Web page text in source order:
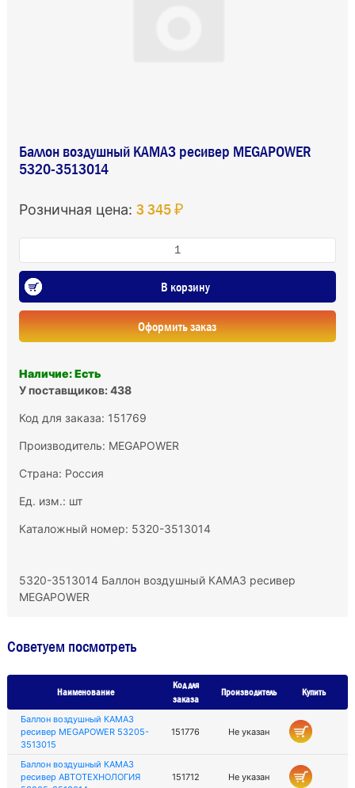
Баллон воздушный КАМАЗ ресивер MEGAPOWER
5320-3513014
Розничная цена: 3 345 ₽
В корзину
Оформить заказ
Наличие: Есть
У поставщиков: 438
Код для заказа: 151769
Производитель: MEGAPOWER
Страна: Россия
Ед. изм.: шт
Каталожный номер: 5320-3513014
5320-3513014 Баллон воздушный КАМАЗ ресивер
MEGAPOWER
Советуем посмотреть
Наименование
Код для
заказа
Производитель Купить
Баллон воздушный КАМАЗ
ресивер MEGAPOWER 53205-
3513015
151776 Не указан
Баллон воздушный КАМАЗ
ресивер АВТОТЕХНОЛОГИЯ
151712 Не указан